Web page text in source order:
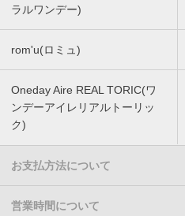
ラルワンデー)
rom'u(ロミュ)
Oneday Aire REAL TORIC(ワ
ンデーアイレリアルトーリッ
ク)
お支払方法について
営業時間について